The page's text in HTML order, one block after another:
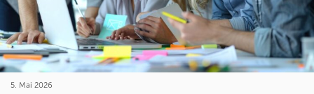
5. Mai 2026